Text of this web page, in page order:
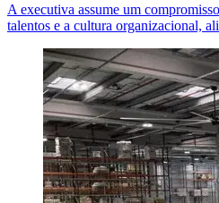
A executiva assume um
talentos e a cultura organizacional,